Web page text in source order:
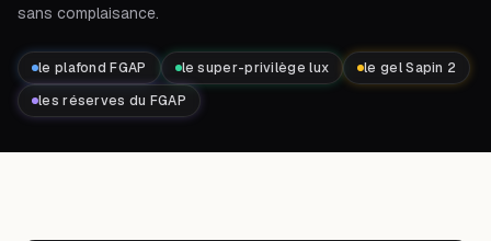
sans complaisance.
le plafond FGAP le super-privilège lux
le gel Sapin 2
les réserves du FGAP